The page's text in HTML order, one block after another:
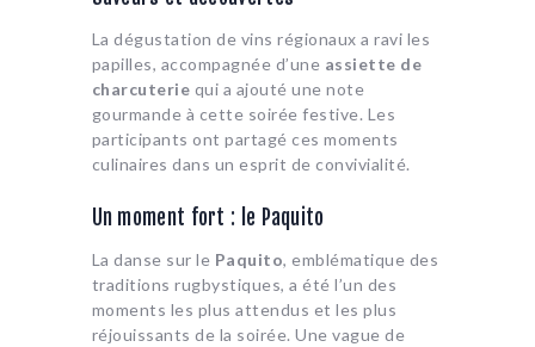
La dégustation de vins régionaux a ravi les
papilles, accompagnée d’une assiette de
charcuterie qui a ajouté une note
gourmande à cette soirée festive. Les
participants ont partagé ces moments
culinaires dans un esprit de convivialité.
Un moment fort : le Paquito
La danse sur le Paquito, emblématique des
traditions rugbystiques, a été l’un des
moments les plus attendus et les plus
réjouissants de la soirée. Une vague de